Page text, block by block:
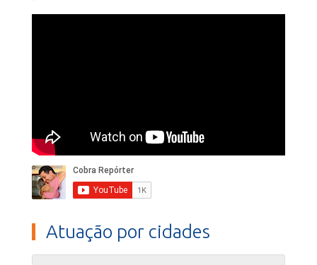
Atuação por cidades